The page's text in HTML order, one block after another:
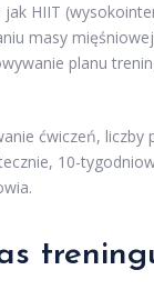
HIIT
masy
planu
ćwiczeń,
10-